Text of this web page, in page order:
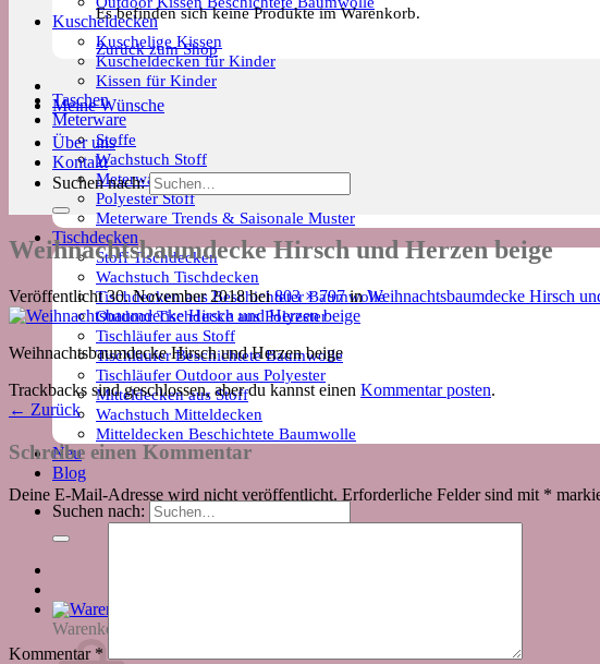
Kuscheldecken
Kuschelige Kissen
Kuscheldecken für Kinder
Kissen für Kinder
Taschen
Meterware
Stoffe
Wachstuch Stoff
Meterware Beschichtete Baumwolle
Polyester Stoff
Meterware Trends & Saisonale Muster
Tischdecken
Stoff Tischdecken
Wachstuch Tischdecken
Tischdecken aus Beschichteter Baumwolle
Outdoor Tischdecke aus Polyester
Tischläufer aus Stoff
Tischläufer Beschichtete Baumwolle
Tischläufer Outdoor aus Polyester
Mitteldecken aus Stoff
Wachstuch Mitteldecken
Mitteldecken Beschichtete Baumwolle
Neu
Blog
Suchen nach:
Warenkorb
Es befinden sich keine Produkte im Warenkorb.
Zurück zum Shop
Meine Wünsche
Über uns
Kontakt
Suchen nach:
Weihnachtsbaumdecke Hirsch und Herzen beige
Veröffentlicht30. November 2018bei803 × 797inWeihnachtsbaumdecke Hirsch
Weihnachtsbaumdecke Hirsch und Herzen beige
Trackbacks sind geschlossen, aber du kannst einen Kommentar posten.
← Zurück
Schreibe einen Kommentar
Deine E-Mail-Adresse wird nicht veröffentlicht. Erforderliche Felder sind mit *
Kommentar *